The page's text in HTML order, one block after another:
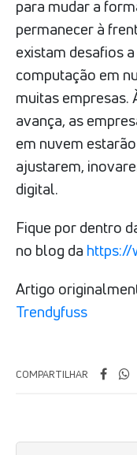
para mudar a
permanecer à
existam desafios
computação em
muitas empresas.
avança, as
em nuvem
ajustarem,
digital.
Fique por dentro
no blog da https://
Artigo
Trendyfuss
COMPARTILHAR